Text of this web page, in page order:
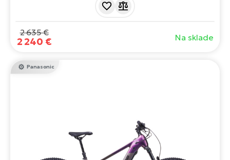
komponenty, moderné technológie a pohodlnú jazdu,
2 635 €
2 240 € Na sklade
Panasonic